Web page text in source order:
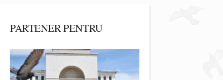
PARTENER PENTRU